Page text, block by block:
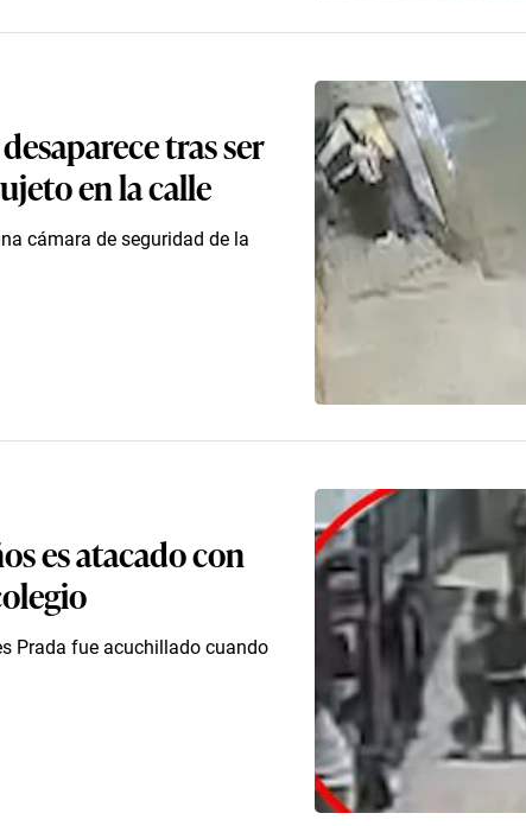
tras ser
en la calle
cámara de seguridad de la
es atacado con
Prada fue acuchillado cuando